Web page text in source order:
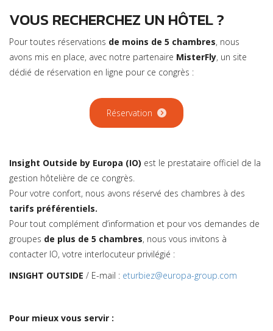
VOUS RECHERCHEZ UN HÔTEL ?
Pour toutes réservations de moins de 5 chambres, nous
avons mis en place, avec notre partenaire MisterFly, un site
dédié de réservation en ligne pour ce congrès :
Réservation
Insight Outside by Europa (IO) est le prestataire officiel de la
gestion hôtelière de ce congrès.
Pour votre confort, nous avons réservé des chambres à des
tarifs préférentiels.
Pour tout complément d’information et pour vos demandes de
groupes de plus de 5 chambres, nous vous invitons à
contacter IO, votre interlocuteur privilégié :
INSIGHT OUTSIDE / E-mail : eturbiez@europa-group.com
Pour mieux vous servir :